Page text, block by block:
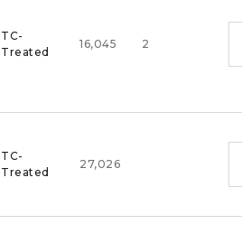
TC-
Treated
16,045 2
TC-
Treated
27,026